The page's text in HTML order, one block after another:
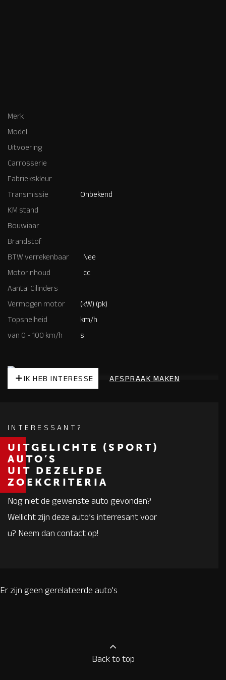
Merk
Model
Uitvoering
Carrosserie
Fabriekskleur
Transmissie
Onbekend
KM stand
Bouwiaar
Brandstof
BTW verrekenbaar
Nee
Motorinhoud
cc
Aantal Cilinders
Vermogen motor
(kW) (pk)
Topsnelheid
km/h
van 0 - 100 km/h
s
IK HEB INTERESSE AFSPRAAK MAKEN
INTERESSANT?
UITGELICHTE (SPORT)
AUTO’S
UIT DEZELFDE
ZOEKCRITERIA
Nog niet de gewenste auto gevonden?
Wellicht zijn deze auto’s interresant voor
u? Neem dan contact op!
Er zijn geen gerelateerde auto's
Back to top